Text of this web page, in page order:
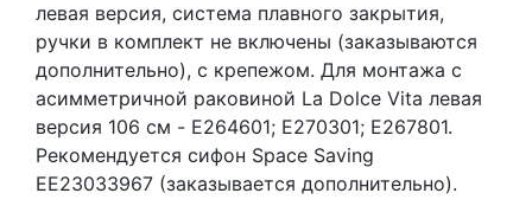
левая версия, система плавного закрытия,
ручки в комплект не включены (заказываются
дополнительно), с крепежом. Для монтажа с
асимметричной раковиной La Dolce Vita левая
версия 106 см - E264601; E270301; E267801.
Рекомендуется сифон Space Saving
EE23033967 (заказывается дополнительно).